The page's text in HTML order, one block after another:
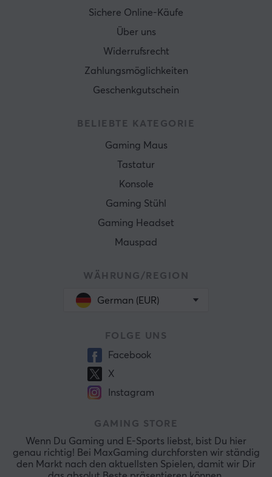
Sichere Online-Käufe
Über uns
Widerrufsrecht
Zahlungsmöglichkeiten
Geschenkgutschein
BELIEBTE KATEGORIE
Gaming Maus
Tastatur
Konsole
Gaming Stühl
Gaming Headset
Mauspad
WÄHRUNG/REGION
German (EUR)
FOLGE UNS
Facebook
X
Instagram
GAMING STORE
Wenn Du Gaming und E-Sports liebst, bist Du hier
genau richtig! Bei MaxGaming durchforsten wir ständig
den Markt nach den aktuellsten Spielen, damit wir Dir